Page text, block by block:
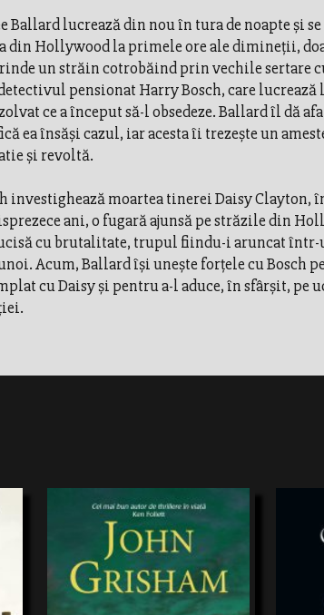
Ballard lucrează din nou în tura de noapte și
din Hollywood la primele ore ale dimineții,
un străin cotrobăind prin vechile sertare
pensionat Harry Bosch, care lucrează
ce a început să-l obsedeze. Ballard îl dă
ea însăși cazul, iar acesta îi trezește un
și revoltă.
investighează moartea tinerei Daisy Clayton,
ani, o fugară ajunsă pe străzile din
cu brutalitate, trupul fiindu-i aruncat într-
Acum, Ballard își unește forțele cu Bosch
cu Daisy și pentru a-l aduce, în sfârșit, pe